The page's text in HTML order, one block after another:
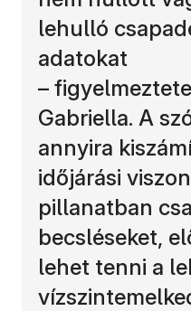
lehulló
adatokat
–
Gabriella. A
annyira
időjárási
pillanatban
becsléseket,
lehet tenni a